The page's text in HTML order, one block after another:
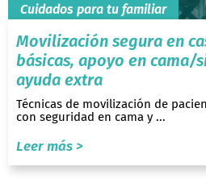
Cuidados para tu familiar
Movilización segura en
básicas, apoyo en cama/
ayuda extra
Técnicas de movilización de
con seguridad en cama y ...
Leer más >